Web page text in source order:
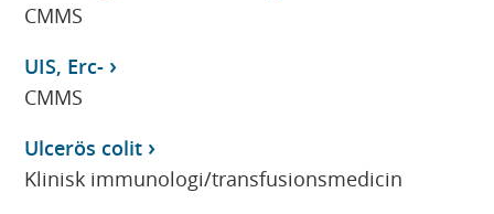
CMMS
UIS, Erc-
CMMS
Ulcerös colit
Klinisk immunologi/transfusionsmedicin